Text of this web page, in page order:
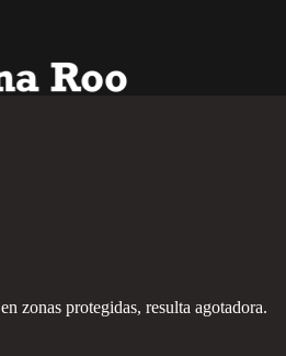
zonas protegidas, resulta agotadora.